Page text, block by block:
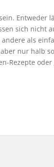
Entweder
sich nicht
als
nur halb
Rezepte